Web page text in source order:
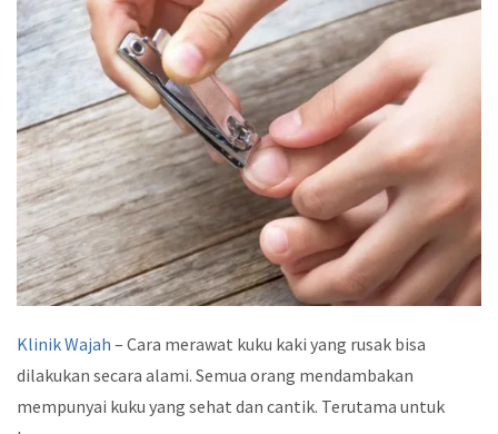
Klinik Wajah – Cara merawat kuku kaki yang rusak bisa
dilakukan secara alami. Semua orang mendambakan
mempunyai kuku yang sehat dan cantik. Terutama untuk